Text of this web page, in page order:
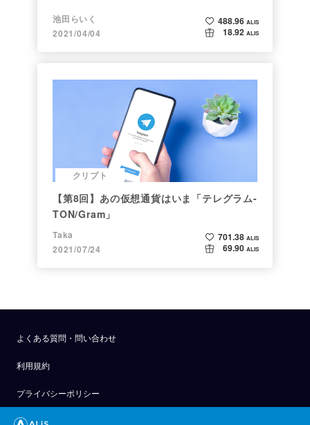
池田らいく
2021/04/04
488.96 ALIS
18.92 ALIS
クリプト
【第8回】あの仮想通貨はいま「テレグラム-
TON/Gram」
Taka
2021/07/24
701.38 ALIS
69.90 ALIS
よくある質問・問い合わせ
利用規約
プライバシーポリシー
公式アナウンス